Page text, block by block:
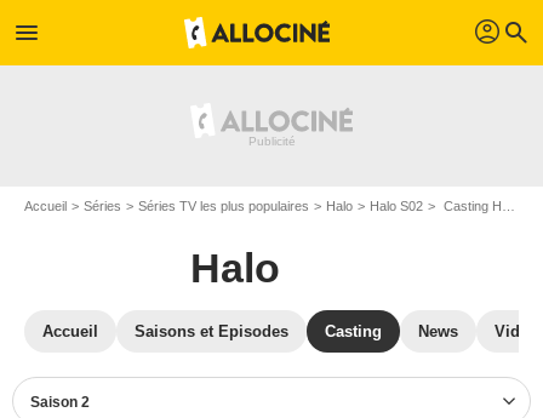
menu profil search
Accueil Séries Séries TV les plus populaires Halo Halo S02 Casting Halo S02
Halo
Accueil Saisons et Episodes Casting News
Saison 2